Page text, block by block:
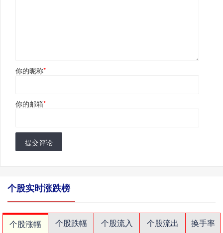
你的昵称*
你的邮箱*
提交评论
个股实时涨跌榜
个股涨幅 个股跌幅 个股流入 个股流出
换手率